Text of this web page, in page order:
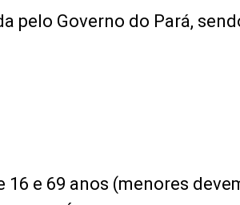
pelo Governo do Pará,
e 69 anos (menores